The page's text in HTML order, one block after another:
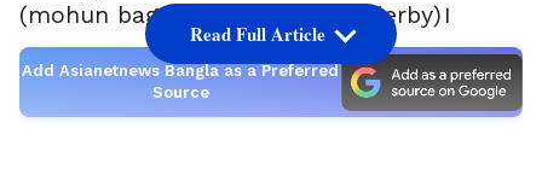
(mohun bagan vs east bengal derby)।
Add Asianetnews Bangla as a Preferred
Source
Read Full Article